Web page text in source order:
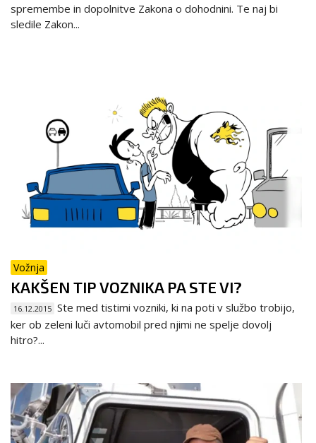
spremembe in dopolnitve Zakona o dohodnini. Te naj bi
sledile Zakon...
Vožnja
KAKŠEN TIP VOZNIKA PA STE VI?
16.12.2015 Ste med tistimi vozniki, ki na poti v službo trobijo,
ker ob zeleni luči avtomobil pred njimi ne spelje dovolj
hitro?...